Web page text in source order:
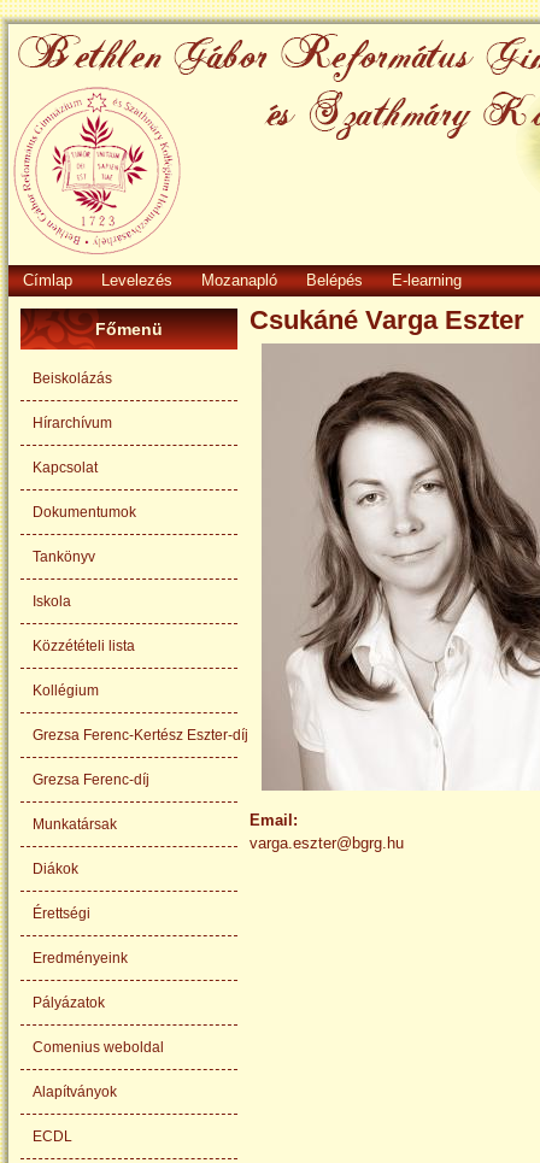
Címlap Levelezés Mozanapló Belépés E-learning
Főmenü
Beiskolázás
Hírarchívum
Kapcsolat
Dokumentumok
Tankönyv
Iskola
Közzétételi lista
Kollégium
Grezsa Ferenc-Kertész Eszter-díj
Grezsa Ferenc-díj
Munkatársak
Diákok
Érettségi
Eredményeink
Pályázatok
Comenius weboldal
Alapítványok
ECDL
Csukáné Varga Eszter
Email:
varga.eszter@bgrg.hu